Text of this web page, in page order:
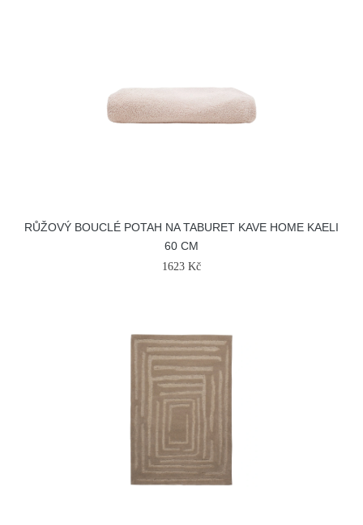
RŮŽOVÝ BOUCLÉ POTAH NA TABURET KAVE HOME KAELI
60 CM
1623 Kč